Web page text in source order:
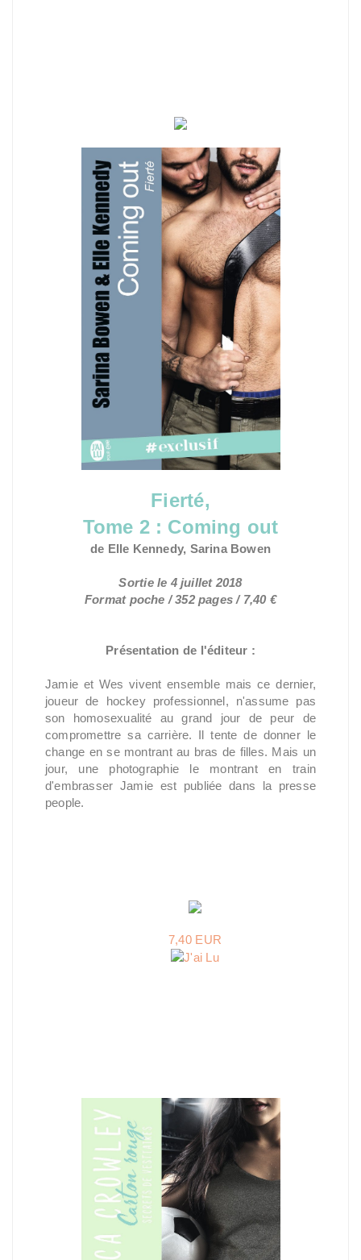
Fierté,
Tome 2 : Coming out
de Elle Kennedy, Sarina Bowen
Sortie le 4 juillet 2018
Format poche / 352 pages / 7,40 €
Présentation de l'éditeur :
Jamie et Wes vivent ensemble mais ce dernier,
joueur de hockey professionnel, n'assume pas
son homosexualité au grand jour de peur de
compromettre sa carrière. Il tente de donner le
change en se montrant au bras de filles. Mais un
jour, une photographie le montrant en train
d'embrasser Jamie est publiée dans la presse
people.
7,40 EUR